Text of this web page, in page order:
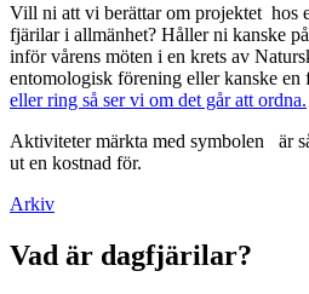
Vill ni att vi berättar om projektet hos
fjärilar i allmänhet? Håller ni kanske
inför vårens möten i en krets av
entomologisk förening eller kanske en
eller ring så ser vi om det går att ordna.
Aktiviteter märkta med symbolen
är
ut en kostnad för.
Arkiv
Vad är dagfjärilar?